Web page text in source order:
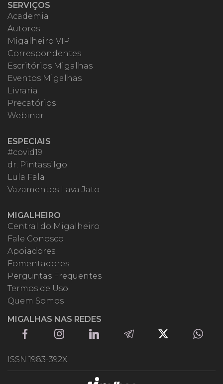
SERVIÇOS
Academia
Autores
Migalheiro VIP
Correspondentes
Escritórios Migalhas
Eventos Migalhas
Livraria
Precatórios
Webinar
ESPECIAIS
#covid19
dr. Pintassilgo
Lula Fala
Vazamentos Lava Jato
MIGALHEIRO
Central do Migalheiro
Fale Conosco
Apoiadores
Fomentadores
Perguntas Frequentes
Termos de Uso
Quem Somos
MIGALHAS NAS REDES
ISSN 1983-392X